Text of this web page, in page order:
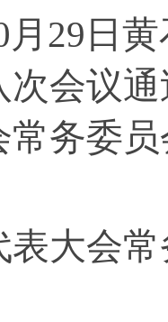
月29日
会议
常务委
表大会